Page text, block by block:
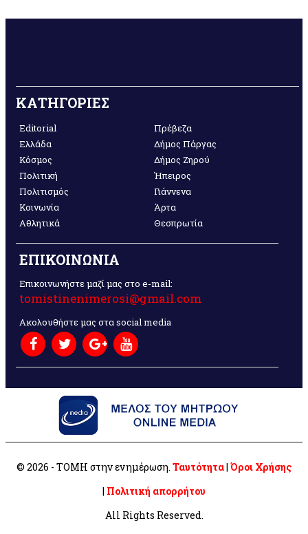
ΚΑΤΗΓΟΡΙΕΣ
Editorial
Ελλάδα
Κόσμος
Πολιτική
Πολιτισμός
Κοινωνία
Αθλητικά
Πρέβεζα
Δήμος Πάργας
Δήμος Ζηρού
Ήπειρος
Γιάννενα
Άρτα
Θεσπρωτία
ΕΠΙΚΟΙΝΩΝΙΑ
Επικοινωνήστε μαζί μας στο e-mail:
tomistinenimerosi@gmail.com
Ακολουθήστε μας στα social media
© 2026 - ΤΟΜΗ στην ενημέρωση. Ταυτότητα| Όροι Χρήσης
| Πολιτική απορρήτου
All Rights Reserved.